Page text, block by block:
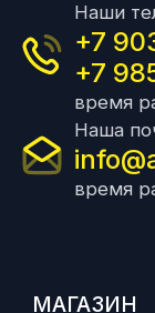
Наши
+7
+7
время
Наша
время
МАГАЗИН